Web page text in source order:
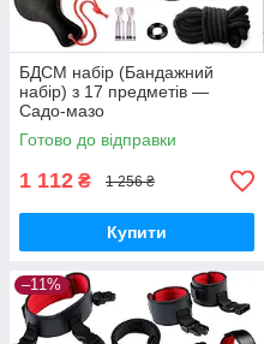
БДСМ набір (Бандажний
набір) з 17 предметів —
Садо-мазо
Готово до відправки
1 112 ₴ 1 256 ₴
Купити
–11%